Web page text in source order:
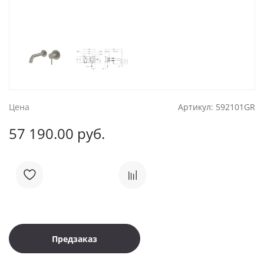
Цена Артикул: 592101GR
57 190.00 руб.
Предзаказ